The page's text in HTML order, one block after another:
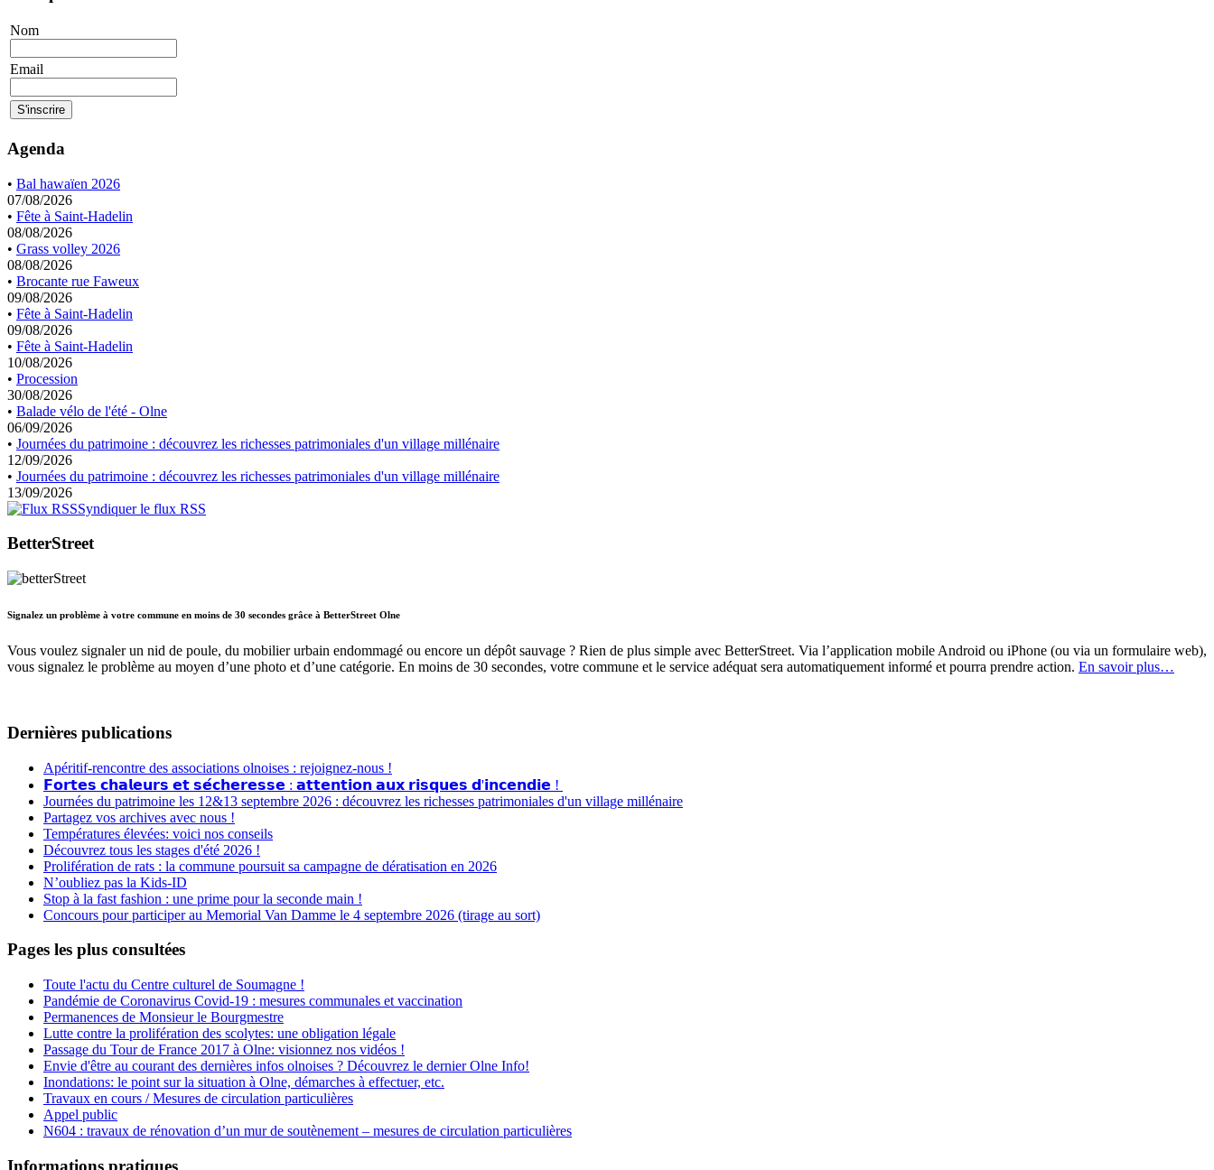
Nom
Email
Agenda
• Bal hawaïen 2026
07/08/2026
• Fête à Saint-Hadelin
08/08/2026
• Grass volley 2026
08/08/2026
• Brocante rue Faweux
09/08/2026
• Fête à Saint-Hadelin
09/08/2026
• Fête à Saint-Hadelin
10/08/2026
• Procession
30/08/2026
• Balade vélo de l'été - Olne
06/09/2026
• Journées du patrimoine : découvrez les richesses patrimoniales d'un village millénaire
12/09/2026
• Journées du patrimoine : découvrez les richesses patrimoniales d'un village millénaire
13/09/2026
Syndiquer le flux RSS
BetterStreet
Signalez un problème à votre commune en moins de 30 secondes grâce à BetterStreet Olne
Vous voulez signaler un nid de poule, du mobilier urbain endommagé ou encore un dépôt sauvage ? Rien de plus simple avec BetterStreet. Via l’application mobile Android ou iPhone (ou via un formulaire web),
vous signalez le problème au moyen d’une photo et d’une catégorie. En moins de 30 secondes, votre commune et le service adéquat sera automatiquement informé et pourra prendre action. En savoir plus…
Dernières publications
Apéritif-rencontre des associations olnoises : rejoignez-nous !
𝗙𝗼𝗿𝘁𝗲𝘀 𝗰𝗵𝗮𝗹𝗲𝘂𝗿𝘀 𝗲𝘁 𝘀𝗲́𝗰𝗵𝗲𝗿𝗲𝘀𝘀𝗲 : 𝗮𝘁𝘁𝗲𝗻𝘁𝗶𝗼𝗻 𝗮𝘂𝘅 𝗿𝗶𝘀𝗾𝘂𝗲𝘀 𝗱'𝗶𝗻𝗰𝗲𝗻𝗱𝗶𝗲 !
Journées du patrimoine les 12&13 septembre 2026 : découvrez les richesses patrimoniales d'un village millénaire
Partagez vos archives avec nous !
Températures élevées: voici nos conseils
Découvrez tous les stages d'été 2026 !
Prolifération de rats : la commune poursuit sa campagne de dératisation en 2026
N’oubliez pas la Kids-ID
Stop à la fast fashion : une prime pour la seconde main !
Concours pour participer au Memorial Van Damme le 4 septembre 2026 (tirage au sort)
Pages les plus consultées
Toute l'actu du Centre culturel de Soumagne !
Pandémie de Coronavirus Covid-19 : mesures communales et vaccination
Permanences de Monsieur le Bourgmestre
Lutte contre la prolifération des scolytes: une obligation légale
Passage du Tour de France 2017 à Olne: visionnez nos vidéos !
Envie d'être au courant des dernières infos olnoises ? Découvrez le dernier Olne Info!
Inondations: le point sur la situation à Olne, démarches à effectuer, etc.
Travaux en cours / Mesures de circulation particulières
Appel public
N604 : travaux de rénovation d’un mur de soutènement – mesures de circulation particulières
Informations pratiques